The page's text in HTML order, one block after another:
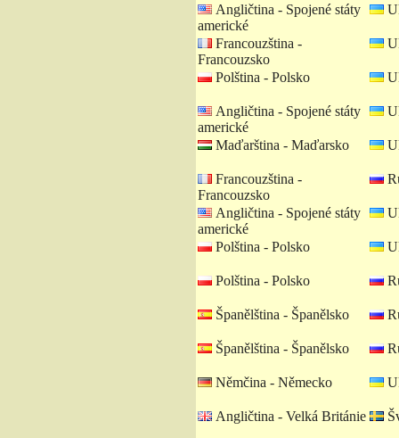
Angličtina - Spojené státy
americké
Francouzština -
Francouzsko
Polština - Polsko
Angličtina - Spojené státy
americké
Maďarština - Maďarsko
Francouzština -
Francouzsko
Angličtina - Spojené státy
americké
Polština - Polsko
Polština - Polsko
Španělština - Španělsko
Španělština - Španělsko
Němčina - Německo
Angličtina - Velká Británie